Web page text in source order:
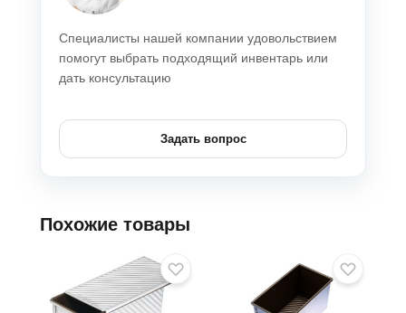
Специалисты нашей компании удовольствием
помогут выбрать подходящий инвентарь или
дать консультацию
Задать вопрос
Похожие товары